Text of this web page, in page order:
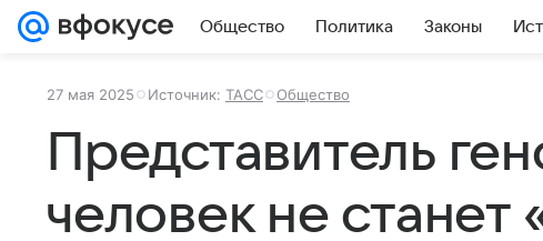
Общество Политика Законы
27 мая 2025 Источник: ТАСС Общество
Представитель
человек не